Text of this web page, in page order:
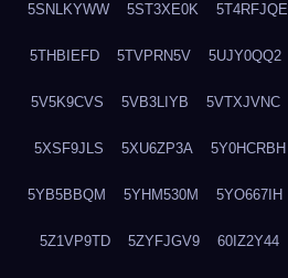
5SNLKYWW 5ST3XE0K 5T4RFJQE
5THBIEFD 5TVPRN5V 5UJY0QQ2
5V5K9CVS 5VB3LIYB 5VTXJVNC
5XSF9JLS 5XU6ZP3A 5Y0HCRBH
5YB5BBQM 5YHM530M 5YO667IH
5Z1VP9TD 5ZYFJGV9 60IZ2Y44